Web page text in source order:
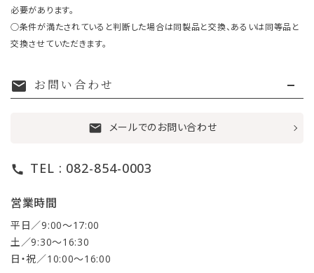
必要があります。
○条件が満たされていると判断した場合は同製品と交換、あるいは同等品と
交換させていただきます。
mail お問い合わせ
mail メールでのお問い合わせ
call TEL : 082-854-0003
営業時間
平日／9:00〜17:00
土／9:30〜16:30
日・祝／10:00〜16:00